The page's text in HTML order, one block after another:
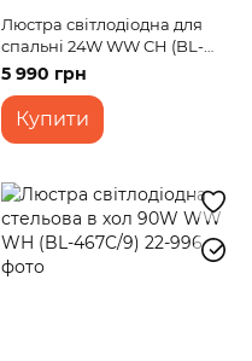
Люстра світлодіодна для
спальні 24W WW CH (BL-
489С/3)
5 990 грн
Купити